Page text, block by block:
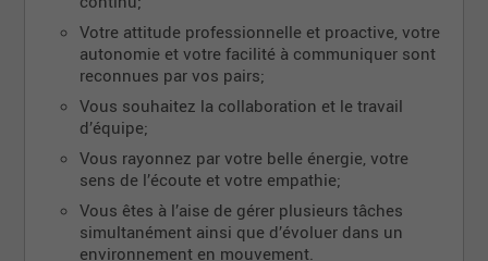
L’ICQ valorise chaque contribution et fait éclore les
initiatives porteuses de sens. Inspirer, innover et
accompagner pour bâtir un avenir où le
développement social, culturel et intellectuel de la
communauté est au cœur de tout ce que nous
entreprenons. Si vous aspirez à plus qu’un simple
poste, à évoluer dans un environnement stimulant
et collaboratif et faire partie d’une équipe qui croit
en la puissance de l’humain, alors vous êtes au bon
endroit !
Rejoignez-nous pour ouvrir les portes du savoir et
Votre attitude professionnelle et proactive, votre
autonomie et votre facilité à communiquer sont
reconnues par vos pairs;
Vous souhaitez la collaboration et le travail
d’équipe;
Vous rayonnez par votre belle énergie, votre
sens de l’écoute et votre empathie;
Vous êtes à l’aise de gérer plusieurs tâches
simultanément ainsi que d’évoluer dans un
environnement en mouvement.